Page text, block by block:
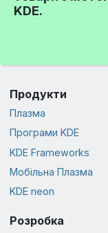
KDE.
Продукти
Плазма
Програми KDE
KDE Frameworks
Мобільна Плазма
KDE neon
Розробка